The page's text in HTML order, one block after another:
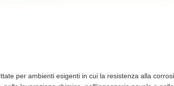
per ambienti esigenti in cui la resistenza alla